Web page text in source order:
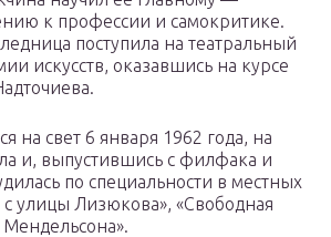
к профессии и самокритике.
поступила на театральный
искусств, оказавшись на курсе
на свет 6 января 1962 года, на
и, выпустившись с филфака и
по специальности в местных
с улицы Лизюкова», «Свободная